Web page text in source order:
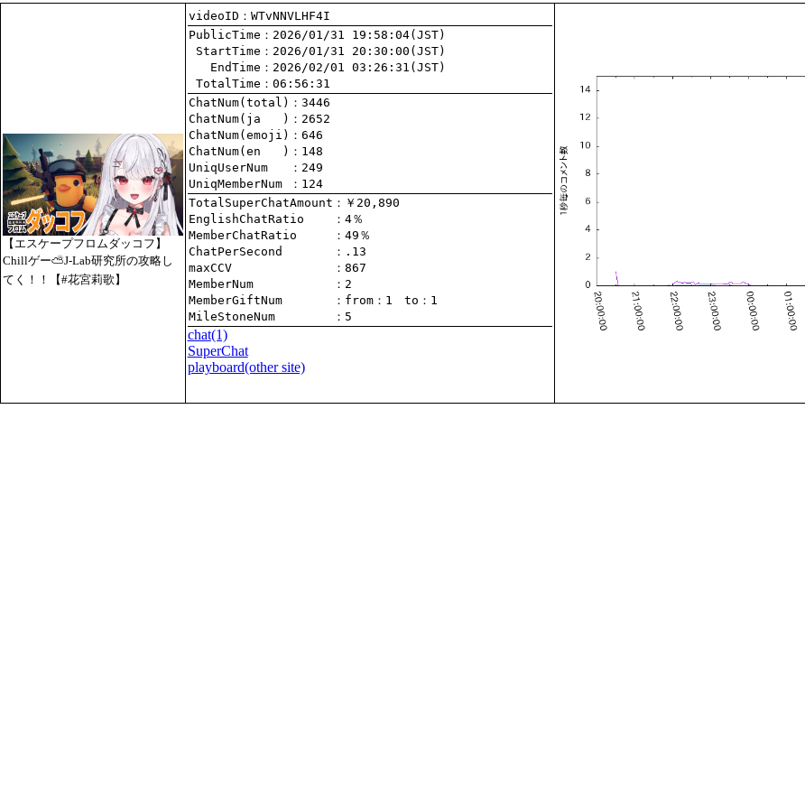
【エスケープフロムダッコフ】
Chillゲー⛅J-Lab研究所の攻略し
てく！！【#花宮莉歌】
videoID：WTvNNVLHF4I
PublicTime
StartTime
   EndTime
TotalTime ：06:56:31
ChatNum(total)
ChatNum(ja   )
ChatNum(emoji)
ChatNum(en   )
UniqUserNum
：249
UniqMemberNum
：124
TotalSuperChatAmount
EnglishChatRatio
MemberChatRatio
ChatPerSecond
maxCCV
：867
MemberNum
：2
MemberGiftNum
： from ：1 to ：1
MileStoneNum
：5
chat(1)
SuperChat
playboard(other site)